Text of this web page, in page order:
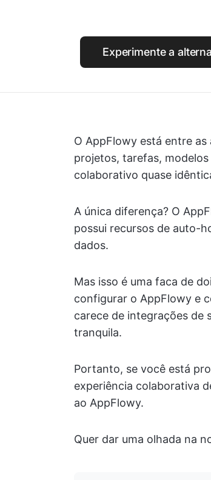
Experimente a
O AppFlowy está entre
projetos, tarefas,
colaborativo quase
A única diferença? O
possui recursos de auto-
dados.
Mas isso é uma faca de
configurar o AppFlowy e
carece de integrações de
tranquila.
Portanto, se você está
experiência colaborativa
ao AppFlowy.
Quer dar uma olhada na